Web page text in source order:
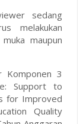
sedang
melakukan
maupun
Komponen 3
Support to
for Improved
Quality